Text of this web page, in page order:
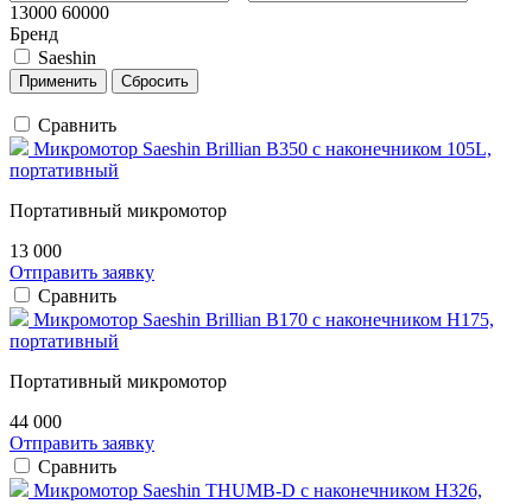
13000 60000
Бренд
Saeshin
Сравнить
Микромотор Saeshin Brillian B350 с наконечником 105L,
портативный
Портативный микромотор
13 000
Отправить заявку
Сравнить
Микромотор Saeshin Brillian B170 с наконечником H175,
портативный
Портативный микромотор
44 000
Отправить заявку
Сравнить
Микромотор Saeshin THUMB-D с наконечником H326,